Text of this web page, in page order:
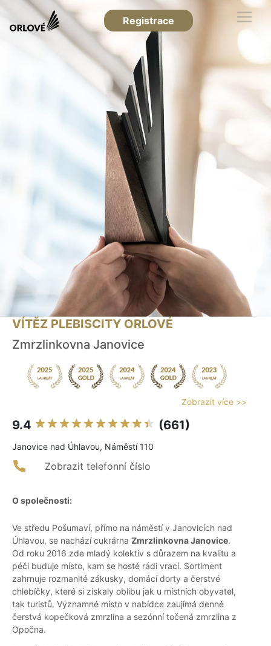
Registrace
VÍTĚZ PLEBISCITY ORLOVÉ
Zmrzlinkovna Janovice
Zobrazit více >>
9.4 (661)
Janovice nad Úhlavou, Náměstí 110
Zobrazit telefonní číslo
O společnosti:
Ve středu Pošumaví, přímo na náměstí v Janovicích nad
Úhlavou, se nachází cukrárna Zmrzlinkovna Janovice.
Od roku 2016 zde mladý kolektiv s důrazem na kvalitu a
péči buduje místo, kam se hosté rádi vrací. Sortiment
zahrnuje rozmanité zákusky, domácí dorty a čerstvé
chlebíčky, které si získaly oblibu jak u místních obyvatel,
tak turistů. Významné místo v nabídce zaujímá denně
čerstvá kopečková zmrzlina a sezónní točená zmrzlina z
Opočna.